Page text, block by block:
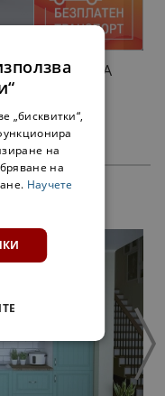
Н20П БЯЛА
„бисквитки“,
на
на
Научете